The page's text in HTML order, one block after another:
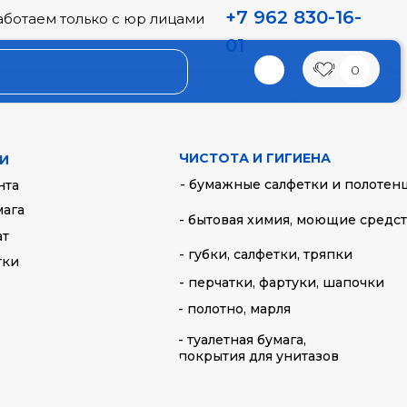
0
только с юр лицами
+7 962 830-16-
01
ЧИСТОТА И ГИГИЕНА
- бумажные салфетки и
- бытовая химия, моющие
- губки, салфетки, тряпки
- перчатки, фартуки, шапочки
- полотно, марля
- туалетная бумага,
покрытия для унитазов
305x305 мм, 500 штук